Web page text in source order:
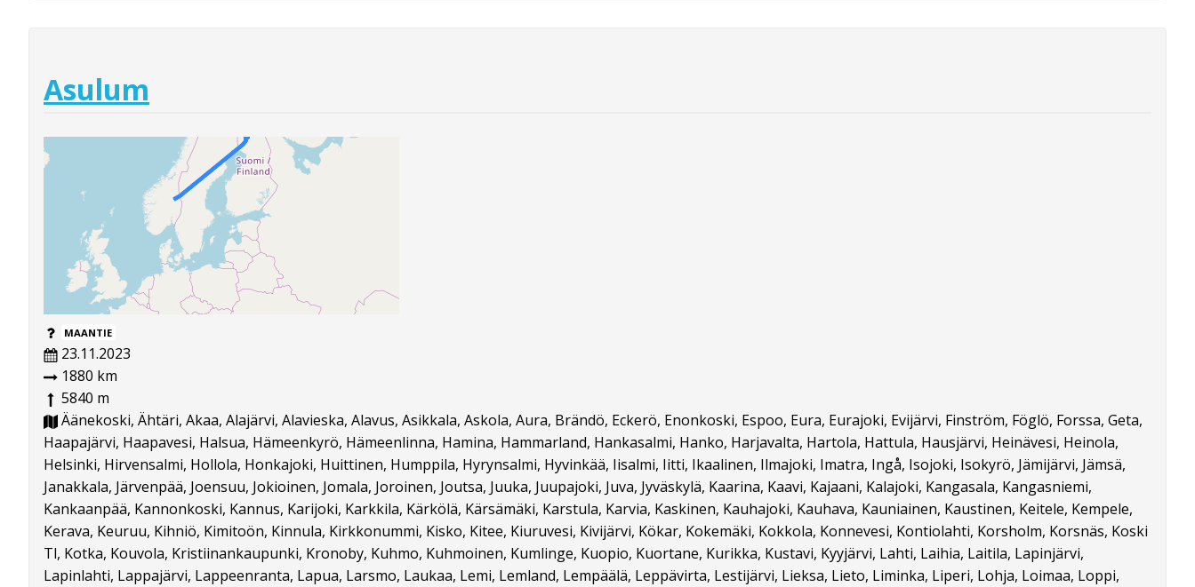
Asulum
MAANTIE
23.11.2023
1880 km
5840 m
Äänekoski, Ähtäri, Akaa, Alajärvi, Alavieska, Alavus, Asikkala, Askola, Aura, Brändö, Eckerö, Enonkoski, Espoo, Eura, Eurajoki, Evijärvi, Finström, Föglö, Forssa, Geta,
Haapajärvi, Haapavesi, Halsua, Hämeenkyrö, Hämeenlinna, Hamina, Hammarland, Hankasalmi, Hanko, Harjavalta, Hartola, Hattula, Hausjärvi, Heinävesi, Heinola,
Helsinki, Hirvensalmi, Hollola, Honkajoki, Huittinen, Humppila, Hyrynsalmi, Hyvinkää, Iisalmi, Iitti, Ikaalinen, Ilmajoki, Imatra, Ingå, Isojoki, Isokyrö, Jämijärvi, Jämsä,
Janakkala, Järvenpää, Joensuu, Jokioinen, Jomala, Joroinen, Joutsa, Juuka, Juupajoki, Juva, Jyväskylä, Kaarina, Kaavi, Kajaani, Kalajoki, Kangasala, Kangasniemi,
Kankaanpää, Kannonkoski, Kannus, Karijoki, Karkkila, Kärkölä, Kärsämäki, Karstula, Karvia, Kaskinen, Kauhajoki, Kauhava, Kauniainen, Kaustinen, Keitele, Kempele,
Kerava, Keuruu, Kihniö, Kimitoön, Kinnula, Kirkkonummi, Kisko, Kitee, Kiuruvesi, Kivijärvi, Kökar, Kokemäki, Kokkola, Konnevesi, Kontiolahti, Korsholm, Korsnäs, Koski
Tl, Kotka, Kouvola, Kristiinankaupunki, Kronoby, Kuhmo, Kuhmoinen, Kumlinge, Kuopio, Kuortane, Kurikka, Kustavi, Kyyjärvi, Lahti, Laihia, Laitila, Lapinjärvi,
Lapinlahti, Lappajärvi, Lappeenranta, Lapua, Larsmo, Laukaa, Lemi, Lemland, Lempäälä, Leppävirta, Lestijärvi, Lieksa, Lieto, Liminka, Liperi, Lohja, Loimaa, Loppi,